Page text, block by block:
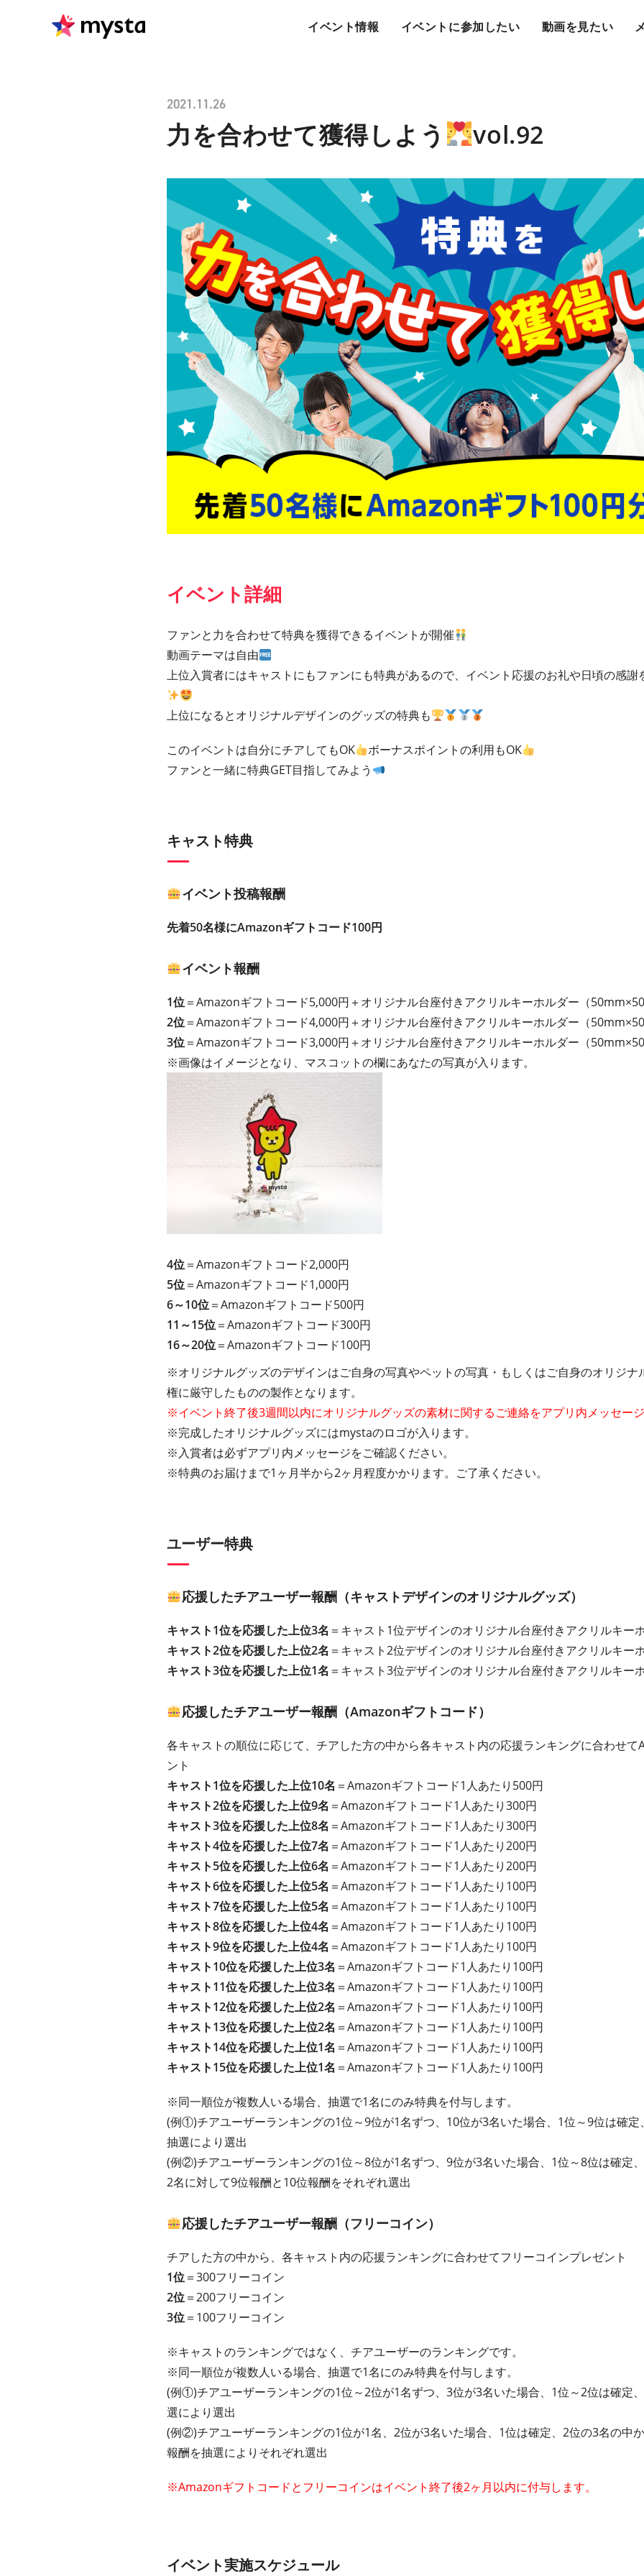
イベント情報 イベントに参加したい 動画を見たい
2021.11.26
力を合わせて獲得しよう vol.92
イベント詳細
ファンと力を合わせて特典を獲得できるイベントが開催
動画テーマは自由
上位入賞者にはキャストにもファンにも特典があるので、イベント応援のお礼や日頃の感謝
上位になるとオリジナルデザインのグッズの特典も
このイベントは自分にチアしてもOK
ボーナスポイントの利用もOK
ファンと一緒に特典GET目指してみよう
キャスト特典
イベント投稿報酬
先着50名様にAmazonギフトコード100円
イベント報酬
1位＝Amazonギフトコード5,000円＋オリジナル台座付きアクリルキーホルダー（
2位＝Amazonギフトコード4,000円＋オリジナル台座付きアクリルキーホルダー（
3位＝Amazonギフトコード3,000円＋オリジナル台座付きアクリルキーホルダー（
※画像はイメージとなり、マスコットの欄にあなたの写真が入ります。
4位＝Amazonギフトコード2,000円
5位＝Amazonギフトコード1,000円
6～10位＝Amazonギフトコード500円
11～15位＝Amazonギフトコード300円
16～20位＝Amazonギフトコード100円
※オリジナルグッズのデザインはご自身の写真やペットの写真・もしくはご自身のオリジナ
権に厳守したものの製作となります。
※イベント終了後3週間以内にオリジナルグッズの素材に関するご連絡をアプリ内メッセージ
※完成したオリジナルグッズにはmystaのロゴが入ります。
※入賞者は必ずアプリ内メッセージをご確認ください。
※特典のお届けまで1ヶ月半から2ヶ月程度かかります。ご了承ください。
ユーザー特典
応援したチアユーザー報酬（キャストデザインのオリジナルグッズ）
キャスト1位を応援した上位3名 ＝キャスト1位デザインのオリジナル台座付きアクリルキー
キャスト2位を応援した上位2名 ＝キャスト2位デザインのオリジナル台座付きアクリルキー
キャスト3位を応援した上位1名 ＝キャスト3位デザインのオリジナル台座付きアクリルキー
応援したチアユーザー報酬（Amazonギフトコード）
各キャストの順位に応じて、チアした方の中から各キャスト内の応援ランキングに合わせ
ント
キャスト1位を応援した上位10名 ＝Amazonギフトコード1人あたり500円
キャスト2位を応援した上位9名 ＝Amazonギフトコード1人あたり300円
キャスト3位を応援した上位8名 ＝Amazonギフトコード1人あたり300円
キャスト4位を応援した上位7名 ＝Amazonギフトコード1人あたり200円
キャスト5位を応援した上位6名 ＝Amazonギフトコード1人あたり200円
キャスト6位を応援した上位5名 ＝Amazonギフトコード1人あたり100円
キャスト7位を応援した上位5名 ＝Amazonギフトコード1人あたり100円
キャスト8位を応援した上位4名 ＝Amazonギフトコード1人あたり100円
キャスト9位を応援した上位4名 ＝Amazonギフトコード1人あたり100円
キャスト10位を応援した上位3名 ＝Amazonギフトコード1人あたり100円
キャスト11位を応援した上位3名 ＝Amazonギフトコード1人あたり100円
キャスト12位を応援した上位2名 ＝Amazonギフトコード1人あたり100円
キャスト13位を応援した上位2名 ＝Amazonギフトコード1人あたり100円
キャスト14位を応援した上位1名 ＝Amazonギフトコード1人あたり100円
キャスト15位を応援した上位1名 ＝Amazonギフトコード1人あたり100円
※同一順位が複数人いる場合、抽選で1名にのみ特典を付与します。
(例①)チアユーザーランキングの1位～9位が1名ずつ、10位が3名いた場合、1位～9位は確定
抽選により選出
(例②)チアユーザーランキングの1位～8位が1名ずつ、9位が3名いた場合、1位～8位は確定
2名に対して9位報酬と10位報酬をそれぞれ選出
応援したチアユーザー報酬（フリーコイン）
チアした方の中から、各キャスト内の応援ランキングに合わせてフリーコインプレゼント
1位＝300フリーコイン
2位＝200フリーコイン
3位＝100フリーコイン
※キャストのランキングではなく、チアユーザーのランキングです。
※同一順位が複数人いる場合、抽選で1名にのみ特典を付与します。
(例①)チアユーザーランキングの1位～2位が1名ずつ、3位が3名いた場合、1位～2位は確定
選により選出
(例②)チアユーザーランキングの1位が1名、2位が3名いた場合、1位は確定、2位の3名の中
報酬を抽選によりそれぞれ選出
※Amazonギフトコードとフリーコインはイベント終了後2ヶ月以内に付与します。
イベント実施スケジュール